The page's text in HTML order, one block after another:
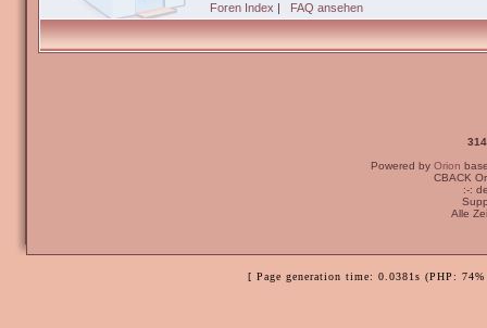
Foren Index | FAQ ansehen
Powered by Orion
CBACK
:-:
Alle
[ Page generation time: 0.0381s (PHP: